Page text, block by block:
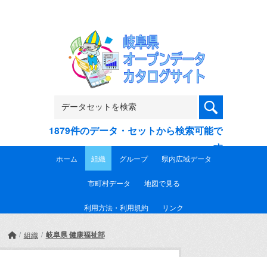
1879件のデータ・セットから検索可能で
す
ホーム 組織 グループ 県内広域データ
市町村データ 地図で見る
利用方法・利用規約 リンク
組織 岐阜県 健康福祉部